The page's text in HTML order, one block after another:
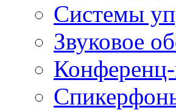
Системы
Звуковое